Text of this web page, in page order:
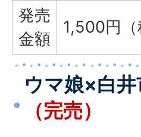
発売
金額
1,500円（
ウマ娘×白
（完売）